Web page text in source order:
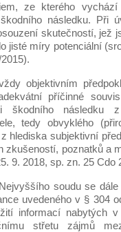
ze kterého
následku. Při
skutečností, jež
jisté míry potenciální
objektivním
příčinné
škodního následku
tedy obvyklého
hlediska subjektivní
zkušeností, poznatků a
9. 2018, sp. zn. 25 Cdo
soudu se
uvedeného v § 304
informací nabytých
střetu zájmů